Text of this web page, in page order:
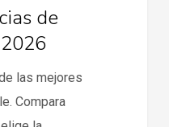
de
las mejores
Compara